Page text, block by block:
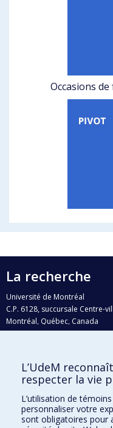
Occasions
La recherche
Université de Montréal
C.P. 6128, succursale Centre-
Montréal, Québec, Canada
H3C 3J7
Qui fait quoi?
Nous trouver
Plan du site
L’UdeM
respecter la vie
L’utilisation de
personnaliser votre
sont obligatoires pour